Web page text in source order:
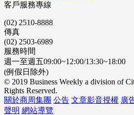
客戶服務專線
(02) 2510-8888
傳真
(02) 2503-6989
服務時間
週一至週五09:00~12:00/13:30~18:00
(例假日除外)
© 2019 Business Weekly a division of
Rights Reserved.
關於商周集團 公告 文章影音授權 廣
聲明 網站導覽